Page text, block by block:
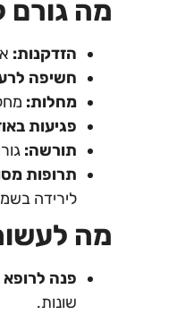
מה גורם
הזדקנות:
חשיפה
מחלות:
פגיעות
תורשה:
תרופות
לירידה
מה
פנה
שונות.